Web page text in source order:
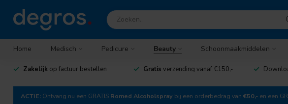
Home Medisch Pedicure Beauty Schoonmaakmiddelen
Zakelijk op factuur bestellen Gratis verzending vanaf €150,-
ACTIE: Ontvang nu een GRATIS Romed Alcoholspray bij een orderbedrag van €50,- en een